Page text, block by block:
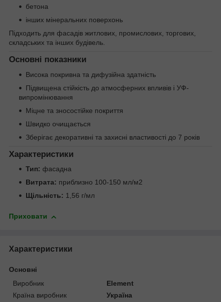
бетона
інших мінеральних поверхонь
Підходить для фасадів житлових, промислових, торгових,
складських та інших будівель.
Основні показники
Висока покривна та дифузійна здатність
Підвищена стійкість до атмосферних впливів і УФ-
випромінювання
Міцне та зносостійке покриття
Швидко очищається
Зберігає декоративні та захисні властивості до 7 років
Характеристики
Тип: фасадна
Витрата: приблизно 100-150 мл/м2
Щільність: 1,56 г/мл
Приховати
Характеристики
Основні
Виробник
Element
Країна виробник
Україна